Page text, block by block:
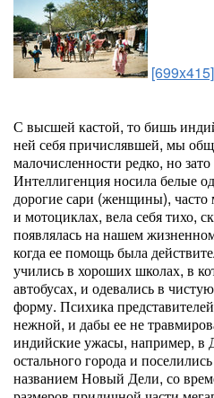
[699x415]
С высшей кастой, то бишь
ней себя причислявшей, мы
малочисленности редко, но
Интеллигенция носила белые
дорогие сари (женщины),
и мотоциклах, вела себя тихо,
появлялась на нашем
когда ее помощь была
учились в хороших школах, в
автобусах, и одевались в
форму. Психика
нежной, и дабы ее не
индийские ужасы, например, в
остального города и
названием Новый Дели, со